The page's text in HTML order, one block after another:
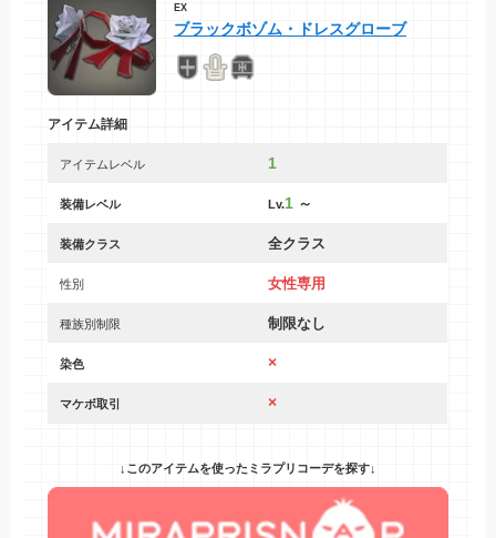
EX
ブラックボゾム・ドレスグローブ
アイテム詳細
アイテムレベル 1
装備レベル Lv.1～
装備クラス 全クラス
性別 女性専用
種族別制限 制限なし
染色 ×
マケボ取引 ×
↓このアイテムを使ったミラプリコーデを探す↓